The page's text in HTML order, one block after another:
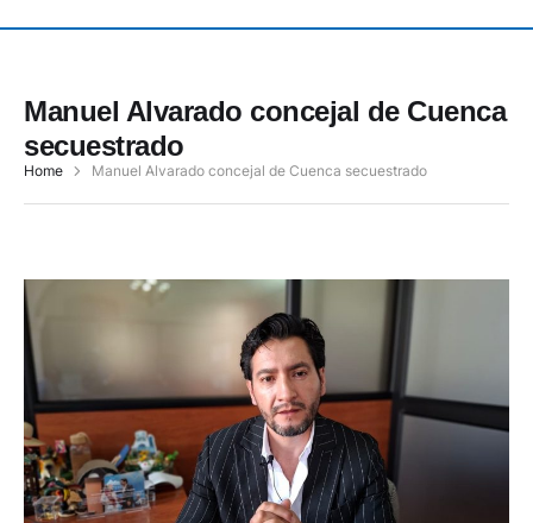
Manuel Alvarado concejal de Cuenca
secuestrado
Home Manuel Alvarado concejal de Cuenca secuestrado